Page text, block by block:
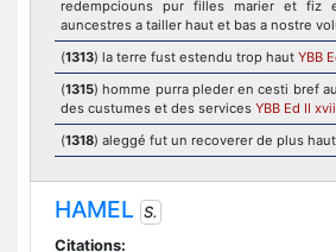
redempciouns pur filles marier et
auncestres a tailler haut et bas a nostre
(1313) la terre fust estendu trop haut YBB
(1315) homme purra pleder en cesti bref
des custumes et des services YBB Ed II
(1318) aleggé fut un recoverer de plus haut
HAMEL S.
Citations: